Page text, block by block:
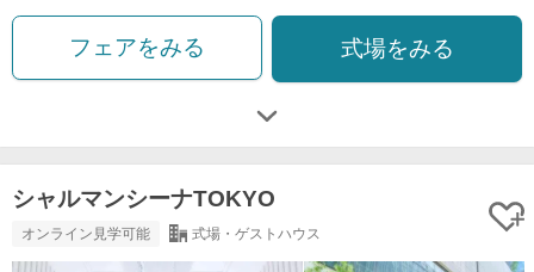
フェアをみる 式場をみる
シャルマンシーナTOKYO
オンライン見学可能 式場・ゲストハウス